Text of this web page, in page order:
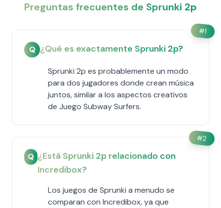
Preguntas frecuentes de Sprunki 2p
#1
Q ¿Qué es exactamente Sprunki 2p?
Sprunki 2p es probablemente un modo
para dos jugadores donde crean música
juntos, similar a los aspectos creativos
de Juego Subway Surfers.
#2
Q ¿Está Sprunki 2p relacionado con
Incredibox?
Los juegos de Sprunki a menudo se
comparan con Incredibox, ya que